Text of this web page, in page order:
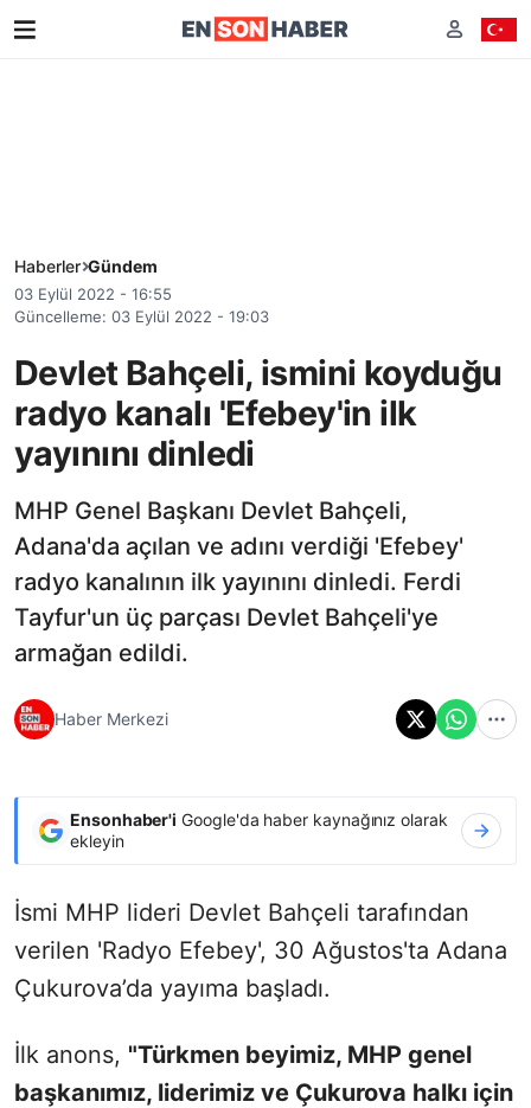
Haberler Gündem
03 Eylül 2022 - 16:55
Güncelleme: 03 Eylül 2022 - 19:03
Devlet Bahçeli, ismini koyduğu
radyo kanalı 'Efebey'in ilk
yayınını dinledi
MHP Genel Başkanı Devlet Bahçeli,
Adana'da açılan ve adını verdiği 'Efebey'
radyo kanalının ilk yayınını dinledi. Ferdi
Tayfur'un üç parçası Devlet Bahçeli'ye
armağan edildi.
Haber Merkezi
Ensonhaber'i Google'da haber kaynağınız olarak
ekleyin
İsmi MHP lideri Devlet Bahçeli tarafından
verilen 'Radyo Efebey', 30 Ağustos'ta Adana
Çukurova’da yayıma başladı.
İlk anons, "Türkmen beyimiz, MHP genel
başkanımız, liderimiz ve Çukurova halkı için